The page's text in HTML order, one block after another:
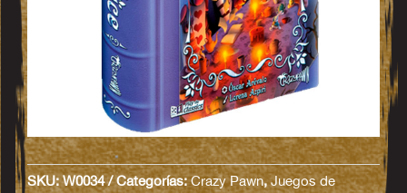
SKU:W0034 Categorías:Crazy Pawn,Juegos de